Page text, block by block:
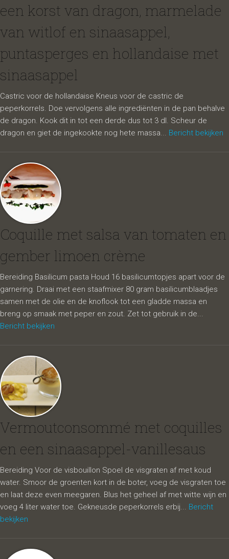
een korst van dragon, marmelade
van witlof en sinaasappel,
puntasperges en hollandaise met
sinaasappel
Castric voor de hollandaise Kneus voor de castric de
peperkorrels. Doe vervolgens alle ingrediënten in de pan behalve
de dragon. Kook dit in tot een derde dus tot 3 dl. Scheur de
dragon en giet de ingekookte nog hete massa... Bericht bekijken
Coquille met salsa van tomaten en
gember limoen crème
Bereiding Basilicum pasta Houd 16 basilicumtopjes apart voor de
garnering. Draai met een staafmixer 80 gram basilicumblaadjes
samen met de olie en de knoflook tot een gladde massa en
breng op smaak met peper en zout. Zet tot gebruik in de...
Bericht bekijken
Vermoutconsommé met coquilles
en een sinaasappel-vanillesaus
Bereiding Voor de visbouillon Spoel de visgraten af met koud
water. Smoor de groenten kort in de boter, voeg de visgraten toe
en laat deze even meegaren. Blus het geheel af met witte wijn en
voeg 4 liter water toe. Gekneusde peperkorrels erbij... Bericht
bekijken